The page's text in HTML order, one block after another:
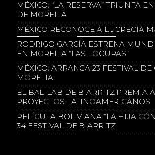
MÉXICO: “LA RESERVA” TRIUNFA
DE MORELIA
MÉXICO RECONOCE A LUCRECIA
RODRIGO GARCÍA ESTRENA
EN MORELIA “LAS LOCURAS”
MÉXICO: ARRANCA 23 FESTIVAL DE
MORELIA
EL BAL-LAB DE BIARRITZ PREMIA
PROYECTOS LATINOAMERICANOS
PELÍCULA BOLIVIANA “LA HIJA
34 FESTIVAL DE BIARRITZ